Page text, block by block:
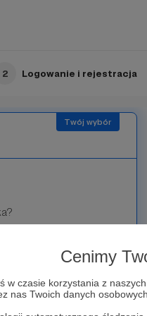
Cenimy
w czasie korzystania z
nas Twoich danych osobowych.
2 Logowanie i rejestracja
nazwy Patrona.
Limit: 10
jest tobą
działania, dzięki